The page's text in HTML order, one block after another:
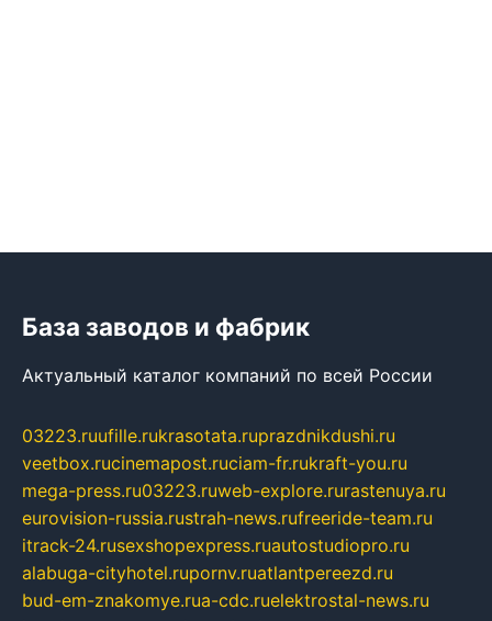
База заводов и фабрик
Актуальный каталог компаний по всей России
03223.ruufille.rukrasotata.ruprazdnikdushi.ru
veetbox.rucinemapost.ruciam-fr.rukraft-you.ru
mega-press.ru03223.ruweb-explore.rurastenuya.ru
eurovision-russia.rustrah-news.rufreeride-team.ru
itrack-24.rusexshopexpress.ruautostudiopro.ru
alabuga-cityhotel.rupornv.ruatlantpereezd.ru
bud-em-znakomye.rua-cdc.ruelektrostal-news.ru